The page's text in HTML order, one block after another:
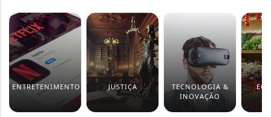
ENTRETENIMENTO JUSTIÇA
TECNOLOGIA &
INOVAÇÃO